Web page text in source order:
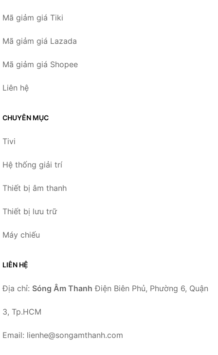
Mã giảm giá Tiki
Mã giảm giá Lazada
Mã giảm giá Shopee
Liên hệ
CHUYÊN MỤC
Tivi
Hệ thống giải trí
Thiết bị âm thanh
Thiết bị lưu trữ
Máy chiếu
LIÊN HỆ
Địa chỉ: Sóng Âm Thanh Điện Biên Phủ, Phường 6, Quận
3, Tp.HCM
Email: lienhe@songamthanh.com